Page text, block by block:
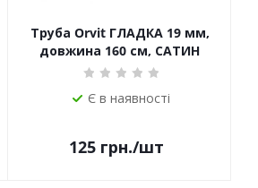
Труба Orvit ГЛАДКА 19 мм,
довжина 160 см, САТИН
Є в наявності
125 грн./шт